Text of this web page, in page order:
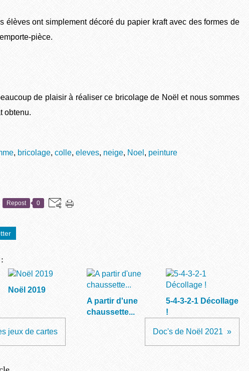
élèves ont simplement décoré du papier kraft avec des formes de
pièce.
de plaisir à réaliser ce bricolage de Noël et nous sommes
obtenu.
, bricolage, colle, eleves, neige, Noel , peinture
Repost 0
Noël 2019
A partir d'une
chaussette...
5-4-3-2-1 Décollage
!
jeux de cartes Doc's de Noël 2021